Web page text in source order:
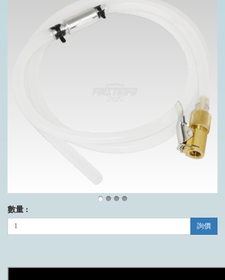
數量 :
詢價